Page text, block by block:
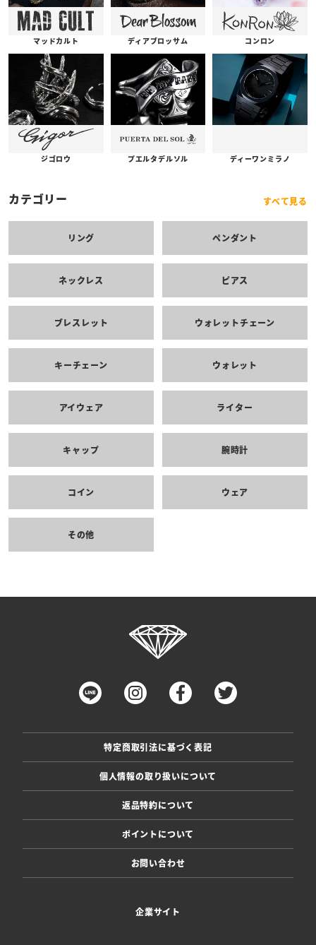
マッドカルト ディアブロッサム コンロン
ジゴロウ プエルタデルソル ディーワンミラノ
カテゴリー すべて見る
リング ペンダント
ネックレス ピアス
ブレスレット ウォレットチェーン
キーチェーン ウォレット
アイウェア ライター
キャップ 腕時計
コイン ウェア
その他
特定商取引法に基づく表記
個人情報の取り扱いについて
返品特約について
ポイントについて
お問い合わせ
企業サイト